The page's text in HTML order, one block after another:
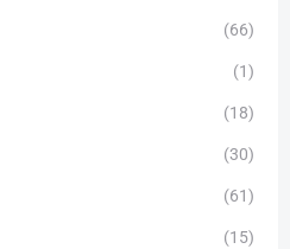
(66)
(1)
(18)
(30)
(61)
(15)